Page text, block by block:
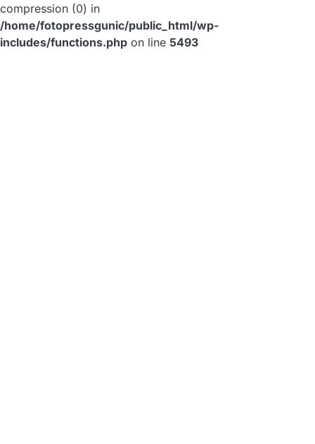
compression (0) in
/home/fotopressgunic/public_html/wp-
includes/functions.php on line 5493